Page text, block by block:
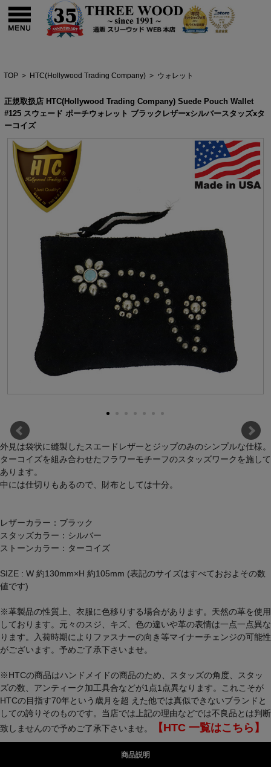
TOP > HTC(Hollywood Trading Company) > ウォレット
正規取扱店 HTC(Hollywood Trading Company) Suede Pouch Wallet
#125 スウェード ポーチウォレット ブラックレザーxシルバースタッズxタ
ーコイズ
外見は袋状に縫製したスエードレザーとジップのみのシンプルな仕様。
ターコイズを組み合わせたフラワーモチーフのスタッズワークを施して
あります。
中には仕切りもあるので、財布としては十分。
レザーカラー：ブラック
スタッズカラー：シルバー
ストーンカラー：ターコイズ
SIZE : W 約130mm×H 約105mm (表記のサイズはすべておおよその数
値です)
※革製品の性質上、衣服に色移りする場合があります。天然の革を使用
しております。元々のスジ、キズ、色の違いや革の表情は一点一点異な
ります。入荷時期によりファスナーの向き等マイナーチェンジの可能性
がございます。予めご了承下さいませ。
※HTCの商品はハンドメイドの商品のため、スタッズの角度、スタッ
ズの数、アンティーク加工具合などが1点1点異なります。これこそが
HTCの目指す70年という歳月を超 えた他では真似できないブランドと
しての誇りそのものです。当店では上記の理由などでは不良品とは判断
致しませんので予めご了承下さいませ。
【HTC 一覧はこちら】
商品説明